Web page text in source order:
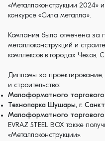
«Металлоконструкции 2024»
конкурсе «Сила металла».
Компания была отмечена за
металлоконструкций и
комплексов в городах Чехов,
Дипломы за проектирование,
и строительство:
Малоформатного торгового
Технопарка Шушары, г.
Малоформатного торгового
EVRAZ STEEL BOX также
«Металлоконструкции».